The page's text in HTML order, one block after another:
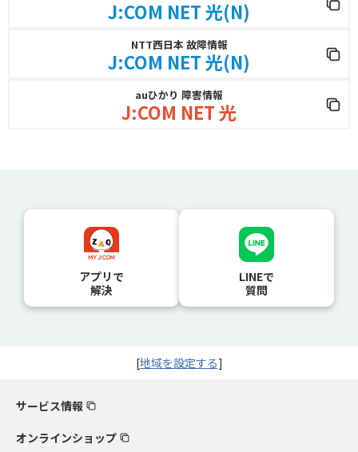
J:COM NET 光(N)
NTT西日本 故障情報
J:COM NET 光(N)
auひかり 障害情報
J:COM NET 光
アプリで
解決
LINEで
質問
[地域を設定する]
サービス情報
オンラインショップ